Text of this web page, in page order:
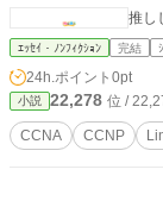
推し
ｴｯｾｲ・ﾉﾝﾌｨｸｼｮﾝ 完結
24h.ポイント 0pt
小説 22,278 位 /
CCNA CCNP